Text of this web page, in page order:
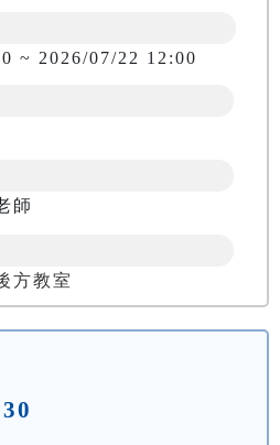
~ 2026/07/22 12:00
師
方教室